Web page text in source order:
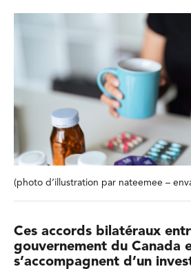
(photo d’illustration par nateemee –
Ces accords bilatéraux
gouvernement du Canada
s’accompagnent d’un